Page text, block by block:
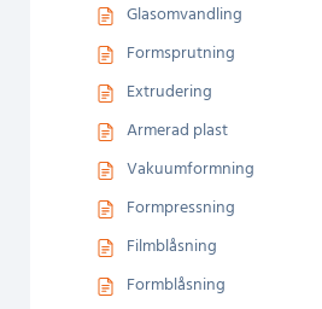
Glasomvandling
Formsprutning
Extrudering
Armerad plast
Vakuumformning
Formpressning
Filmblåsning
Formblåsning